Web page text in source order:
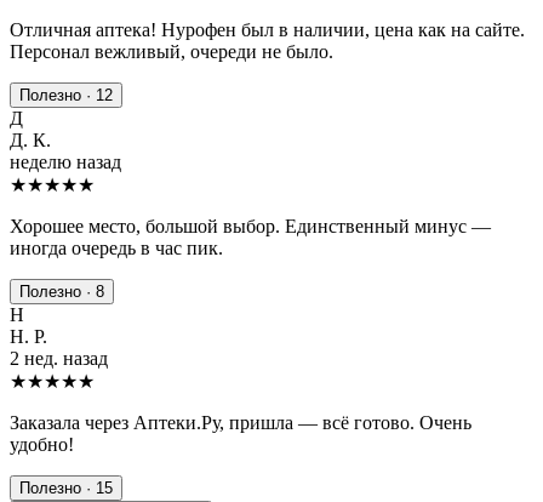
Отличная аптека! Нурофен был в наличии, цена как на сайте.
Персонал вежливый, очереди не было.
Полезно · 12
Д
Д. К.
неделю назад
★★★★★
Хорошее место, большой выбор. Единственный минус —
иногда очередь в час пик.
Полезно · 8
Н
Н. Р.
2 нед. назад
★★★★★
Заказала через Аптеки.Ру, пришла — всё готово. Очень
удобно!
Полезно · 15